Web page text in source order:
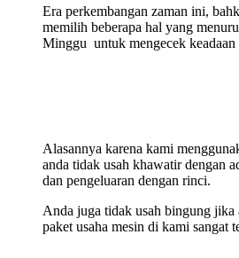
Era perkembangan zaman ini,
memilih beberapa hal yang
Minggu untuk mengecek keadaan
Alasannya karena kami
anda tidak usah khawatir dengan
dan pengeluaran dengan rinci.
Anda juga tidak usah bingung jika
paket usaha mesin di kami sangat